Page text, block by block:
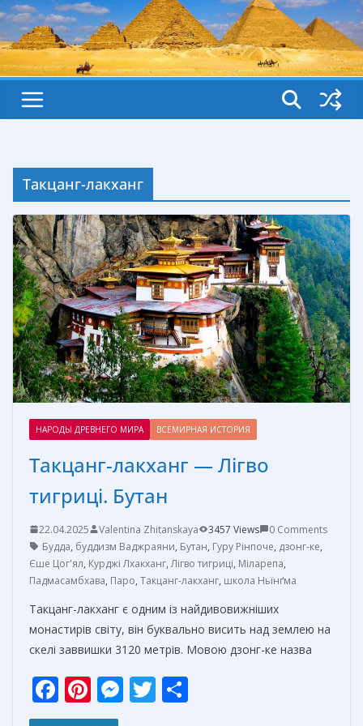
Такцанг-лакханг
НАРОДЫ ДРЕВНЕГО МИРА ВСЕМИРНАЯ ИСТОРИЯ
Такцанг-лакханг — Лігво
тигриці. Бутан
22.04.2025 Valentina Zhitanskaya 3457 Views
0 Comments
Будда, буддизм Ваджраяни, Бутан, Гуру Рінпоче, дзонг-ке,
Єше Цог'ял, Курджі Лхакханг,Лігво тигриці, Міларепа,
Падмасамбхава, Паро, Такцанг-лакханг, школа Ньїнґма
Такцанг-лакханг є одним із найдивовижніших
монастирів світу, він буквально висить над землею на
скелі заввишки 3120 метрів. Мовою дзонг-ке назва
F
ac
Pi
nt
M T